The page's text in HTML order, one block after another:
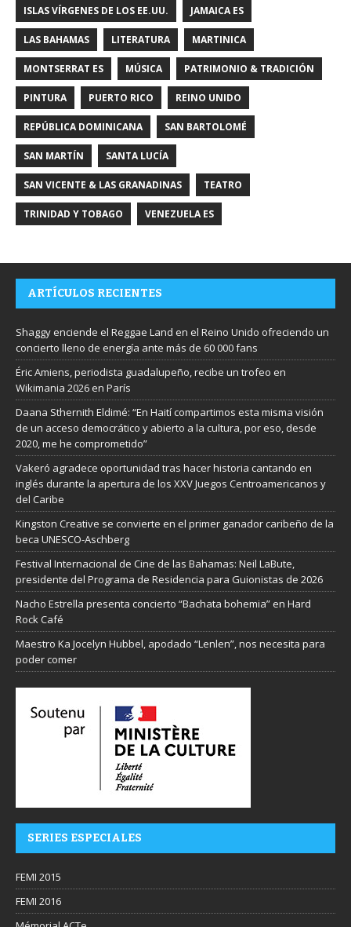
ISLAS VÍRGENES DE LOS EE.UU. JAMAICA ES
LAS BAHAMAS LITERATURA MARTINICA
MONTSERRAT ES MÚSICA PATRIMONIO & TRADICIÓN
PINTURA PUERTO RICO REINO UNIDO
REPÚBLICA DOMINICANA SAN BARTOLOMÉ
SAN MARTÍN SANTA LUCÍA
SAN VICENTE & LAS GRANADINAS TEATRO
TRINIDAD Y TOBAGO VENEZUELA ES
ARTÍCULOS RECIENTES
Shaggy enciende el Reggae Land en el Reino Unido ofreciendo un
concierto lleno de energía ante más de 60 000 fans
Éric Amiens, periodista guadalupeño, recibe un trofeo en
Wikimania 2026 en París
Daana Sthernith Eldimé: “En Haití compartimos esta misma visión
de un acceso democrático y abierto a la cultura, por eso, desde
2020, me he comprometido”
Vakeró agradece oportunidad tras hacer historia cantando en
inglés durante la apertura de los XXV Juegos Centroamericanos y
del Caribe
Kingston Creative se convierte en el primer ganador caribeño de la
beca UNESCO-Aschberg
Festival Internacional de Cine de las Bahamas: Neil LaBute,
presidente del Programa de Residencia para Guionistas de 2026
Nacho Estrella presenta concierto “Bachata bohemia” en Hard
Rock Café
Maestro Ka Jocelyn Hubbel, apodado “Lenlen”, nos necesita para
poder comer
SERIES ESPECIALES
FEMI 2015
FEMI 2016